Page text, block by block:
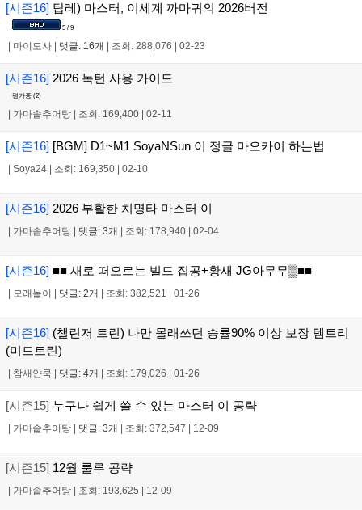
[시즌16] 탑레) 마스터, 이세계 까마귀의 2026버전
5 / 9
마이도사 댓글: 16개 조회: 288,076 02-23
[시즌16] 2026 녹턴 사용 가이드
평가중 (2)
| 가마솥추어탕 | 조회: 169,400 | 02-11
[시즌16] [BGM] D1~M1 SoyaNSun 이 정글 마오카이 하는법
| Soya24 | 조회: 169,350 | 02-10
[시즌16] 2026 부활한 치명타 마스터 이
| 가마솥추어탕 | 댓글: 3개 | 조회: 178,940 | 02-04
[시즌16] ■■ 새로 떠오르는 빌드 집공+황새 JG아무무▒■■
| 모래놀이 | 댓글: 2개 | 조회: 382,521 | 01-26
[시즌16] (챌린저 트린) 나만 몰래쓰던 승률90% 이상 보장 템트리
(미드트린)
| 참새얀쿡 | 댓글: 4개 | 조회: 179,026 | 01-26
[시즌15] 누구나 쉽게 쓸 수 있는 마스터 이 공략
| 가마솥추어탕 | 댓글: 3개 | 조회: 372,547 | 12-09
[시즌15] 12월 룰루 공략
| 가마솥추어탕 | 조회: 193,625 | 12-09